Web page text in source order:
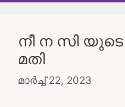
നീ ന സി യുടെ
മതി
മാർച്ച്‌ 22, 2023